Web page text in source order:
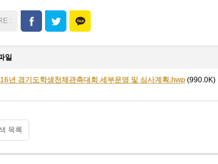
일
년 경기도학생천체관측대회 세부운영 및 심사계획.hwp (990.0K)
목록